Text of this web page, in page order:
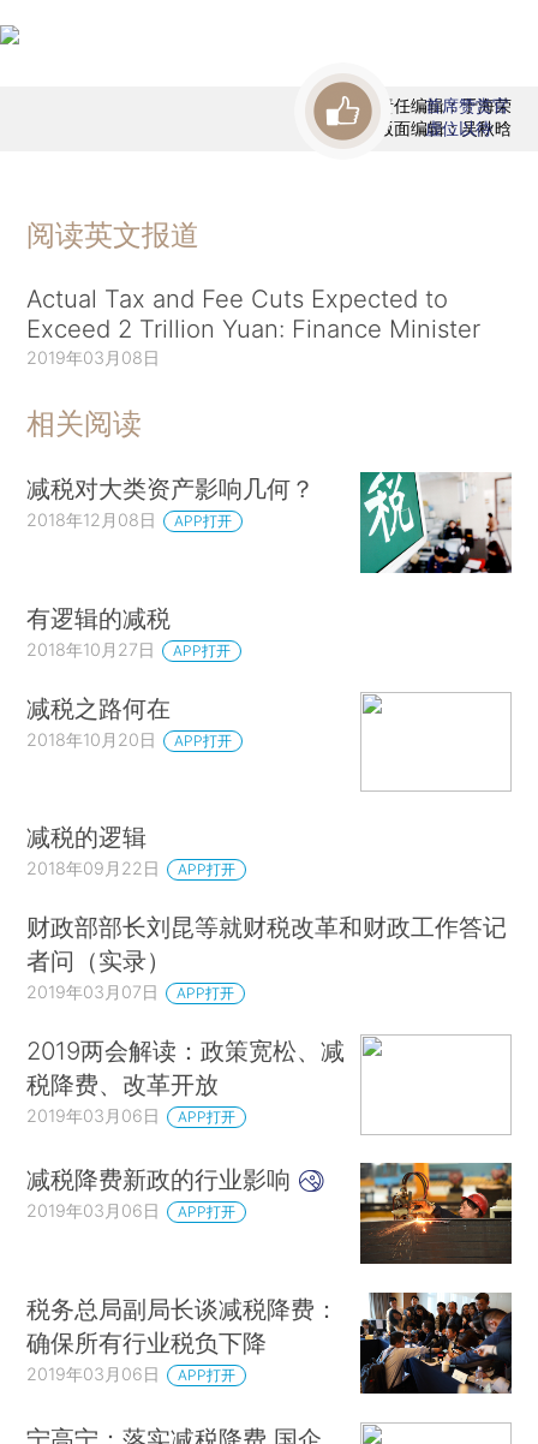
责任编辑：于海荣
版面编辑：吴秋晗
首席赞赏官
虚位以待
阅读英文报道
Actual Tax and Fee Cuts Expected to
Exceed 2 Trillion Yuan: Finance Minister
2019年03月08日
相关阅读
减税对大类资产影响几何？
2018年12月08日 APP打开
有逻辑的减税
2018年10月27日 APP打开
减税之路何在
2018年10月20日 APP打开
减税的逻辑
2018年09月22日 APP打开
财政部部长刘昆等就财税改革和财政工作答记
者问（实录）
2019年03月07日 APP打开
2019两会解读：政策宽松、减
税降费、改革开放
2019年03月06日 APP打开
减税降费新政的行业影响
2019年03月06日 APP打开
税务总局副局长谈减税降费：
确保所有行业税负下降
2019年03月06日 APP打开